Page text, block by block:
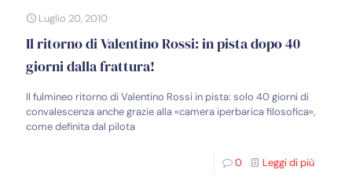
Luglio 20, 2010
Il ritorno di Valentino Rossi: in pista dopo 40
giorni dalla frattura!
Il fulmineo ritorno di Valentino Rossi in pista: solo 40 giorni di
convalescenza anche grazie alla «camera iperbarica filosofica»,
come definita dal pilota
0 Leggi di più